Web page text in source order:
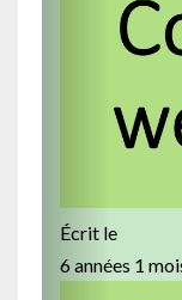
Écrit le
6 années 1